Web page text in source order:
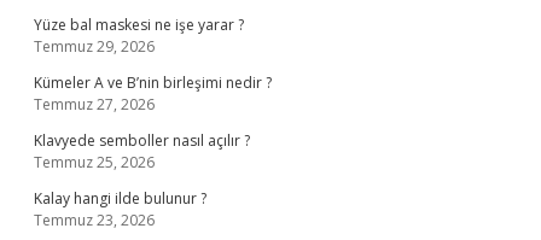
Yüze bal maskesi ne işe yarar ?
Temmuz 29, 2026
Kümeler A ve B’nin birleşimi nedir ?
Temmuz 27, 2026
Klavyede semboller nasıl açılır ?
Temmuz 25, 2026
Kalay hangi ilde bulunur ?
Temmuz 23, 2026